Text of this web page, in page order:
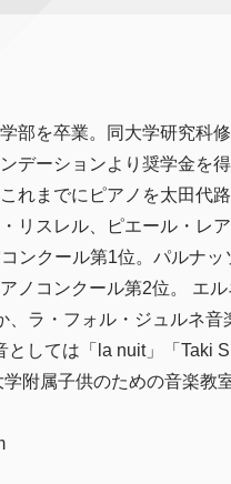
部を卒業。同大学研究科
デーションより奨学金を
れまでにピアノを太田代
リスレル、ピエール・レ
ンクール第1位。パルナ
ノコンクール第2位。 エ
ラ・フォル・ジュルネ音
しては「la nuit」「Taki
附属子供のための音楽教